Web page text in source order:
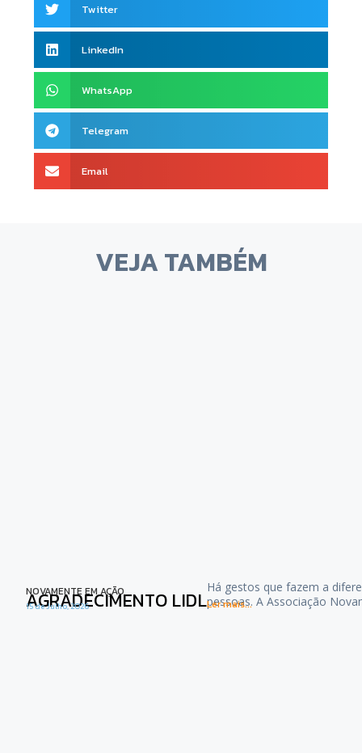
Twitter
LinkedIn
WhatsApp
Telegram
Email
VEJA TAMBÉM
NOVAMENTE EM AÇÃO
AGRADECIMENTO LIDL
15 de Julho, 2026
Há gestos que fazem a
pessoas. A Associação
Ler mais...